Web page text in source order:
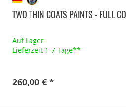
TWO THIN COATS PAINTS - FULL
Auf Lager
Lieferzeit 1-7 Tage**
260,00 € *